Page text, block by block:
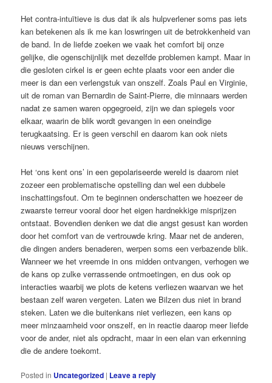
Het contra-intuïtieve is dus dat ik als hulpverlener soms pas iets
kan betekenen als ik me kan loswringen uit de betrokkenheid van
de band. In de liefde zoeken we vaak het comfort bij onze
gelijke, die ogenschijnlijk met dezelfde problemen kampt. Maar in
die gesloten cirkel is er geen echte plaats voor een ander die
meer is dan een verlengstuk van onszelf. Zoals Paul en Virginie,
uit de roman van Bernardin de Saint-Pierre, die minnaars werden
nadat ze samen waren opgegroeid, zijn we dan spiegels voor
elkaar, waarin de blik wordt gevangen in een oneindige
terugkaatsing. Er is geen verschil en daarom kan ook niets
nieuws verschijnen.
Het ‘ons kent ons’ in een gepolariseerde wereld is daarom niet
zozeer een problematische opstelling dan wel een dubbele
inschattingsfout. Om te beginnen onderschatten we hoezeer de
zwaarste terreur vooral door het eigen hardnekkige misprijzen
ontstaat. Bovendien denken we dat die angst gesust kan worden
door het comfort van de vertrouwde kring. Maar net de anderen,
die dingen anders benaderen, werpen soms een verbazende blik.
Wanneer we het vreemde in ons midden ontvangen, verhogen we
de kans op zulke verrassende ontmoetingen, en dus ook op
interacties waarbij we plots de ketens verliezen waarvan we het
bestaan zelf waren vergeten. Laten we Bilzen dus niet in brand
steken. Laten we die buitenkans niet verliezen, een kans op
meer minzaamheid voor onszelf, en in reactie daarop meer liefde
voor de ander, niet als opdracht, maar in een elan van erkenning
die de andere toekomt.
Posted in Uncategorized | Leave a reply